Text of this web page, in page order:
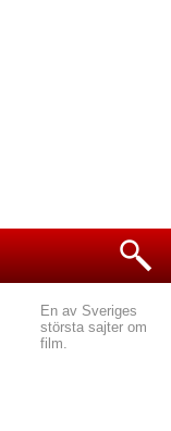
En av Sveriges
största sajter om
film.